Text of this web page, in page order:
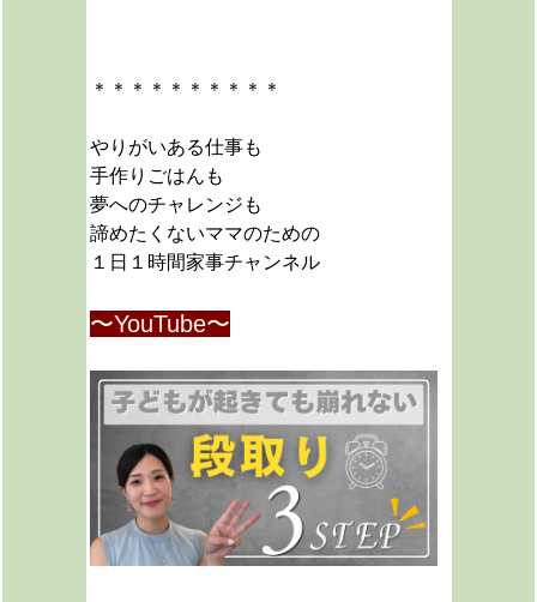
＊＊＊＊＊＊＊＊＊＊
やりがいある仕事も
手作りごはんも
夢へのチャレンジも
諦めたくないママのための
１日１時間家事チャンネル
〜YouTube〜